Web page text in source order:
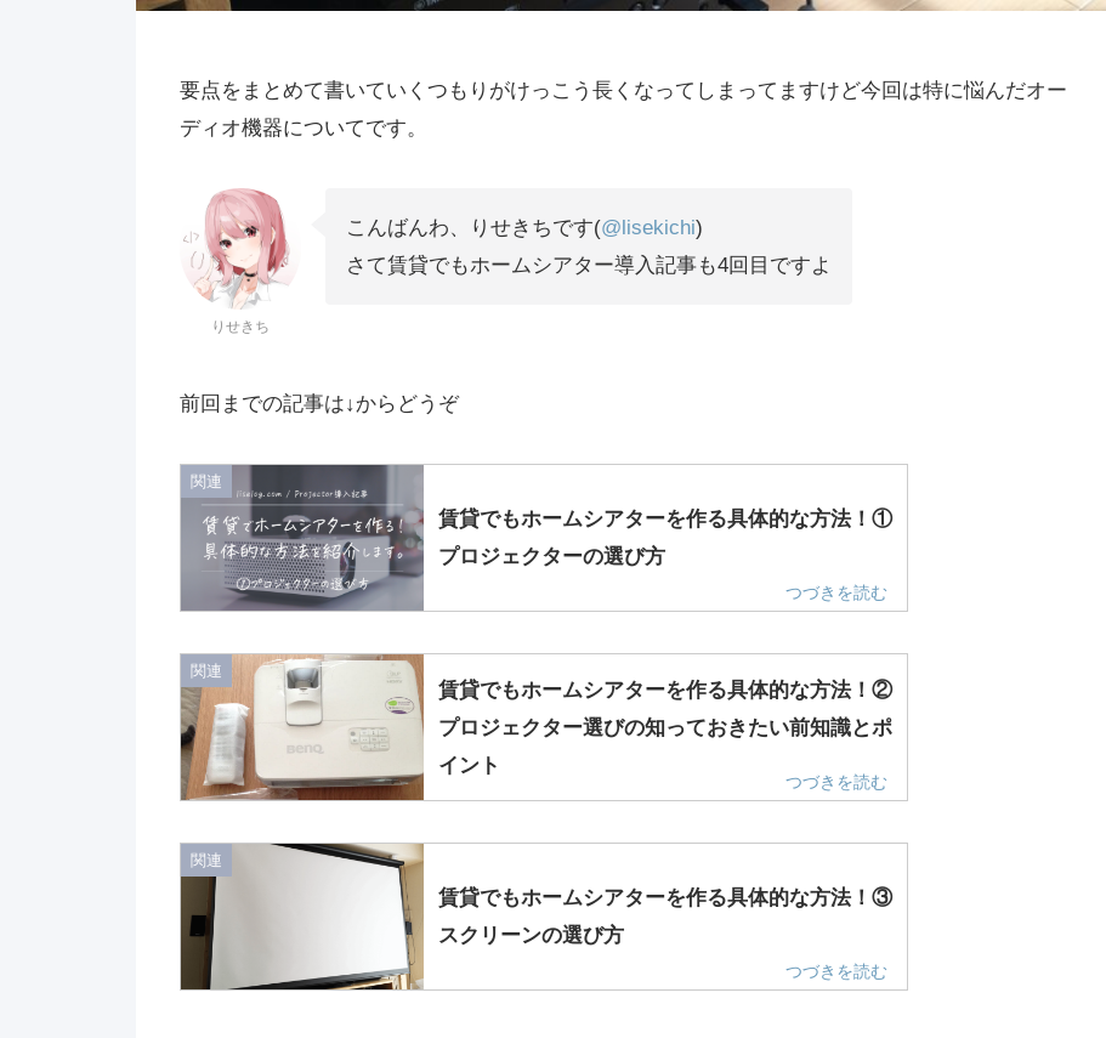
要点をまとめて書いていくつもりがけっこう長くなってしまってますけど今回は特に悩んだオー
ディオ機器についてです。
りせきち
こんばんわ、りせきちです(@lisekichi)
さて賃貸でもホームシアター導入記事も4回目ですよ
前回までの記事は↓からどうぞ
関連
賃貸でもホームシアターを作る具体的な方法！①
プロジェクターの選び方
関連
賃貸でもホームシアターを作る具体的な方法！②
プロジェクター選びの知っておきたい前知識とポ
イント
関連
賃貸でもホームシアターを作る具体的な方法！③
スクリーンの選び方